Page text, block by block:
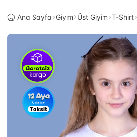
Ana Sayfa Giyim Üst Giyim T-Shirt